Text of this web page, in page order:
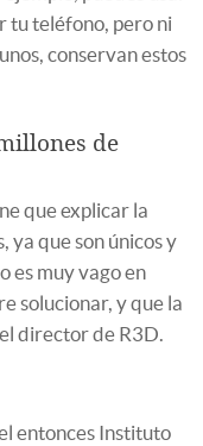
tu teléfono, pero ni
conservan estos
de
que explicar la
ya que son únicos y
es muy vago en
solucionar, y que la
director de R3D.
entonces Instituto